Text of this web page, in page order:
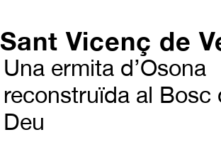
Sant Vicenç de
Una ermita d’Osona
reconstruïda al Bosc
Deu